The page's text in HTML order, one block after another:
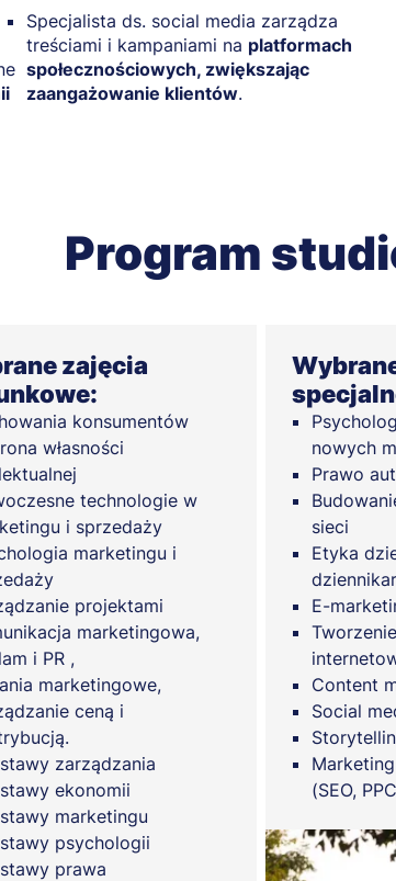
Specjalista ds. social media zarządza
treściami i kampaniami na platformach
społecznościowych, zwiększając
zaangażowanie klientów.
Program
zajęcia
konsumentów
własności
technologie w
i sprzedaży
marketingu i
projektami
marketingowa,
i PR ,
marketingowe,
ceną i
zarządzania
ekonomii
marketingu
psychologii
prawa
nowych
Prawo
sieci
Etyka
E-
Content
Social
(SEO,